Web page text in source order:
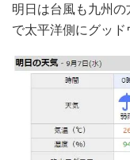
明日は台風も九州
で太平洋側にグッド